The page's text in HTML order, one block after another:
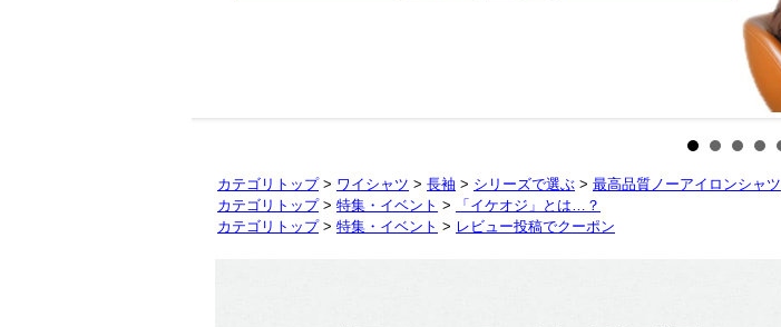
カテゴリトップ> ワイシャツ > 長袖 > シリーズで選ぶ > 最高品質ノーアイロンシャツ
カテゴリトップ> 特集・イベント >
「イケオジ」とは…？
カテゴリトップ> 特集・イベント > レビュー投稿でクーポン